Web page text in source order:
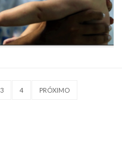
3 4 PRÓXIMO